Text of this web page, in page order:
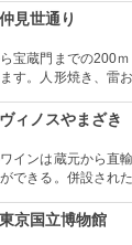
とか。
仲見世通り
宝蔵門までの200
す。人形焼き、雷
ヴィノスやまざき
インは蔵元から直
できる。併設され
東京国立博物館